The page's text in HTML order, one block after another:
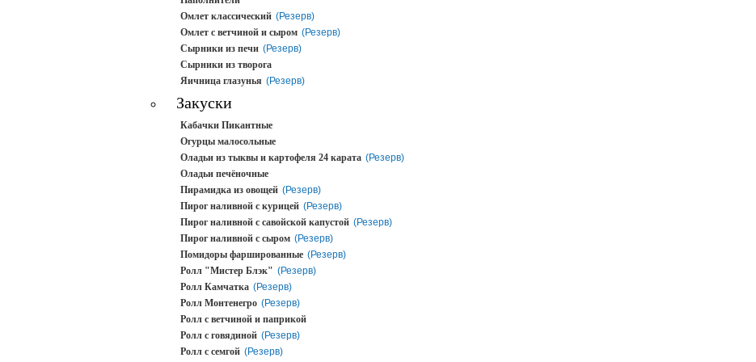
Омлет классический (Резерв)
Омлет с ветчиной и сыром (Резерв)
Сырники из печи (Резерв)
Сырники из творога
Яичница глазунья (Резерв)
Закуски
Кабачки Пикантные
Огурцы малосольные
Оладьи из тыквы и картофеля 24 карата (Резерв)
Оладьи печёночные
Пирамидка из овощей (Резерв)
Пирог наливной с курицей (Резерв)
Пирог наливной с савойской капустой (Резерв)
Пирог наливной с сыром (Резерв)
Помидоры фаршированные (Резерв)
Ролл "Мистер Блэк" (Резерв)
Ролл Камчатка (Резерв)
Ролл Монтенегро (Резерв)
Ролл с ветчиной и паприкой
Ролл с говядиной (Резерв)
Ролл с семгой (Резерв)